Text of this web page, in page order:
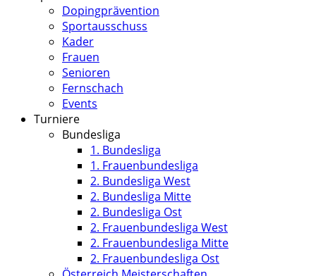
Dopingprävention
Sportausschuss
Kader
Frauen
Senioren
Fernschach
Events
Turniere
Bundesliga
1. Bundesliga
1. Frauenbundesliga
2. Bundesliga West
2. Bundesliga Mitte
2. Bundesliga Ost
2. Frauenbundesliga West
2. Frauenbundesliga Mitte
2. Frauenbundesliga Ost